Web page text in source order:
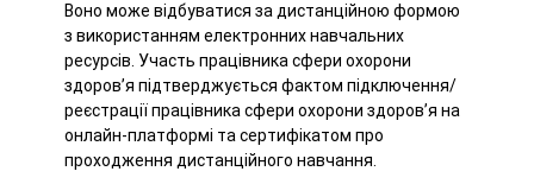
Воно може відбуватися за дистанційною формою
з використанням електронних навчальних
ресурсів. Участь працівника сфери охорони
здоров’я підтверджується фактом підключення/
реєстрації працівника сфери охорони здоров’я на
онлайн-платформі та сертифікатом про
проходження дистанційного навчання.